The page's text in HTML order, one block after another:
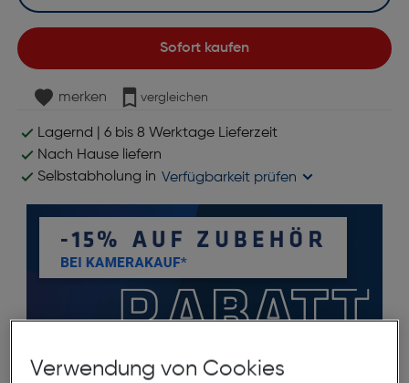
Sofort kaufen
merken vergleichen
Lagernd | 6 bis 8 Werktage Lieferzeit
Nach Hause liefern
Selbstabholung in Verfügbarkeit prüfen
Verwendung von Cookies